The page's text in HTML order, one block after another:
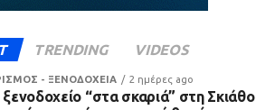
TRENDING VIDEOS
- ΞΕΝΟΔΟΧΕΙΑ 2 ημέρες ago
“στα σκαριά” στη Σκιάθο